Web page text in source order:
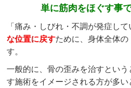
単に筋肉をほぐす事
「痛み・しびれ・不調が発症し
な位置に戻すために、身体全体の
す。
一般的に、骨の歪みを治すとい
す施術をイメージされる方が多